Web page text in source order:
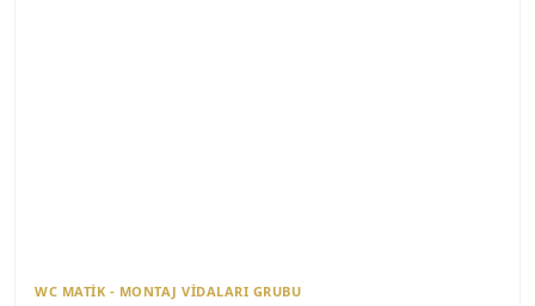
WC MATIK - MONTAJ VIDALARI GRUBU